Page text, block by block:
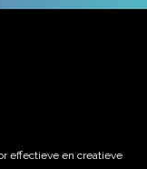
effectieve en creatieve